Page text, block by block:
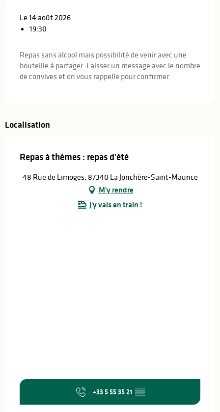
Le 14 août 2026
19:30
Repas sans alcool mais possibilité de venir avec une
bouteille à partager. Laisser un message avec le nombre
de convives et on vous rappelle pour confirmer.
Localisation
Repas à thémes : repas d'été
48 Rue de Limoges, 87340 La Jonchère-Saint-Maurice
M'y rendre
J'y vais en train !
+33 5 55 35 21 ▒▒